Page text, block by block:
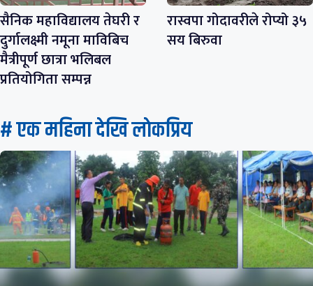
सैनिक महाविद्यालय तेघरी र
दुर्गालक्ष्मी नमूना माविबिच
मैत्रीपूर्ण छात्रा भलिबल
प्रतियोगिता सम्पन्न
रास्वपा गोदावरीले रोप्यो ३५
सय बिरुवा
# एक महिना देखि लाेकप्रिय